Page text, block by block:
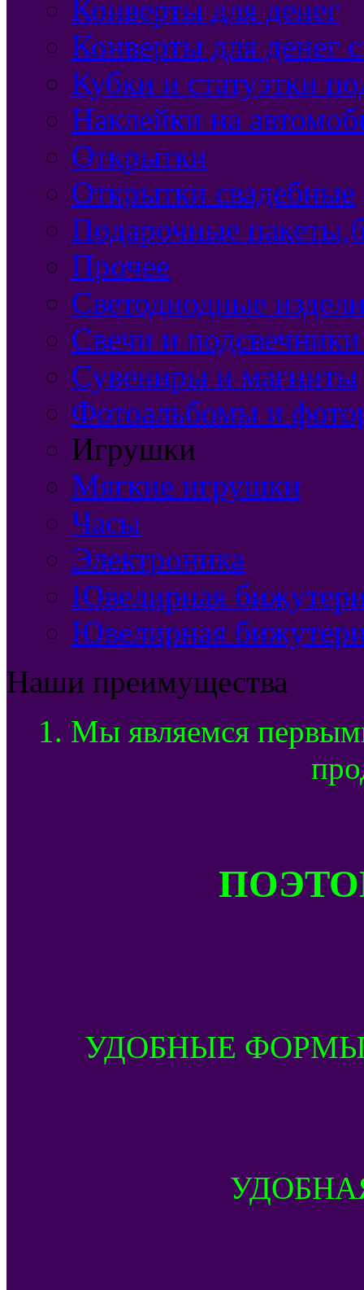
Конверты для денег
Конверты для денег
Кубки и статуэтки
Наклейки на
Открытки
Открытки свадебные
Подарочные
Прочее
Светодиодные
Свечи и
Сувениры и магниты
Фотоальбомы и
Игрушки
Мягкие игрушки
Часы
Электроника
Ювелирная
Ювелирная
Наши преимущества
1. Мы являемся
УДОБНЫЕ